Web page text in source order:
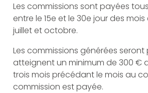
Les commissions sont payées
entre le 15e et le 30e jour des mois
juillet et octobre.
Les commissions générées seront
atteignent un minimum de 300 €
trois mois précédant le mois au
commission est payée.